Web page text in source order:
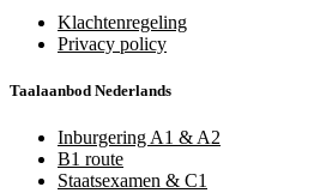
Klachtenregeling
Privacy policy
Taalaanbod Nederlands
Inburgering A1 & A2
B1 route
Staatsexamen & C1